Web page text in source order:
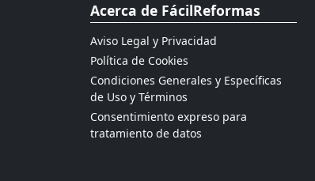
Acerca de FácilReformas
Aviso Legal y Privacidad
Política de Cookies
Condiciones Generales y Específicas
de Uso y Términos
Consentimiento expreso para
tratamiento de datos